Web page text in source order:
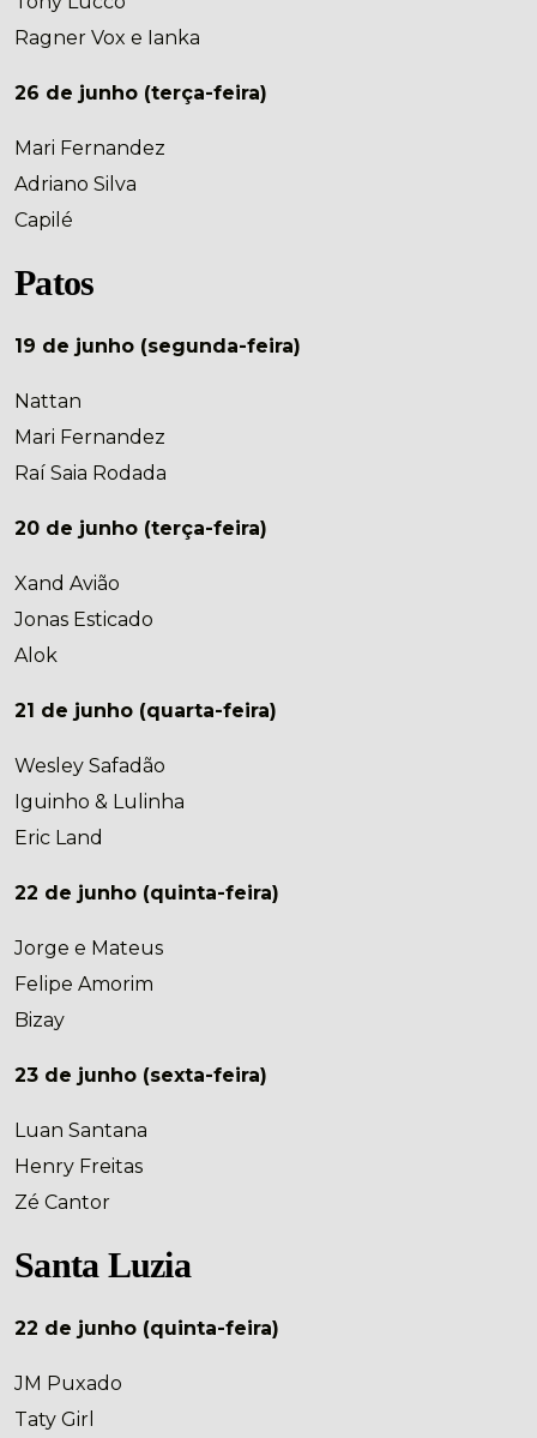
Ragner Vox e Ianka
26 de junho (terça-feira)
Mari Fernandez
Adriano Silva
Capilé
Patos
19 de junho (segunda-feira)
Nattan
Mari Fernandez
Raí Saia Rodada
20 de junho (terça-feira)
Xand Avião
Jonas Esticado
Alok
21 de junho (quarta-feira)
Wesley Safadão
Iguinho & Lulinha
Eric Land
22 de junho (quinta-feira)
Jorge e Mateus
Felipe Amorim
Bizay
23 de junho (sexta-feira)
Luan Santana
Henry Freitas
Zé Cantor
Santa Luzia
22 de junho (quinta-feira)
JM Puxado
Taty Girl